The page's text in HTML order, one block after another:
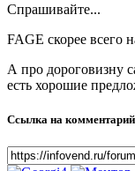
Спрашивайте...
FAGE скорее всего
А про дороговизну
есть хорошие
Ссылка на комментарий